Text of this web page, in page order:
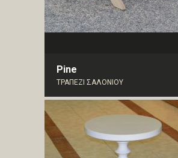
Pine
ΤΡΑΠΕΖΙ ΣΑΛΟΝΙΟΥ